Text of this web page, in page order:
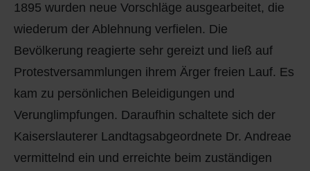
1895 wurden neue Vorschläge ausgearbeitet, die
wiederum der Ablehnung verfielen. Die
Bevölkerung reagierte sehr gereizt und ließ auf
Protestversammlungen ihrem Ärger freien Lauf. Es
kam zu persönlichen Beleidigungen und
Verunglimpfungen. Daraufhin schaltete sich der
Kaiserslauterer Landtagsabgeordnete Dr. Andreae
vermittelnd ein und erreichte beim zuständigen